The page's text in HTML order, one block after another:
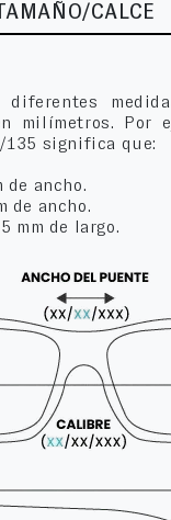
CALCE
diferentes
milímetros. Por
135 significa que:
de ancho.
de ancho.
mm de largo.